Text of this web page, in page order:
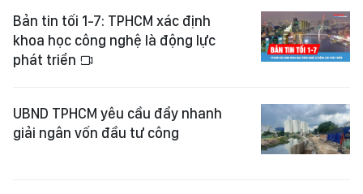
Bản tin tối 1-7: TPHCM xác định
khoa học công nghệ là động lực
phát triển
UBND TPHCM yêu cầu đẩy nhanh
giải ngân vốn đầu tư công